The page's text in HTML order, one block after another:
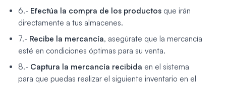
6.- Efectúa la compra de los productos que irán
directamente a tus almacenes.
7.- Recibe la mercancía, asegúrate que la mercancía
esté en condiciones óptimas para su venta.
8.- Captura la mercancía recibida en el sistema
para que puedas realizar el siguiente inventario en el